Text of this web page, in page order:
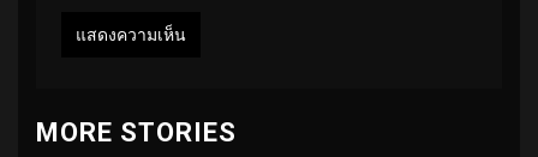
MORE STORIES